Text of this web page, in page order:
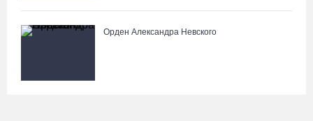
Орден Александра Невского